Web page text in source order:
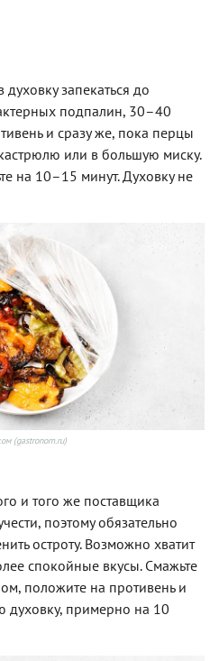
запекаться до
подпалин, 30–40
и сразу же, пока перцы
или в большую миску.
на 10–15 минут. Духовку не
(gastronom.ru)
и того же поставщика
поэтому обязательно
остроту. Возможно хватит
спокойные вкусы. Смажьте
положите на противень и
духовку, примерно на 10